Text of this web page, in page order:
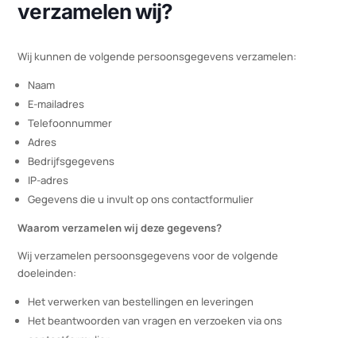
Welke persoonsgegevens
verzamelen wij?
Wij kunnen de volgende persoonsgegevens verzamelen:
Naam
E-mailadres
Telefoonnummer
Adres
Bedrijfsgegevens
IP-adres
Gegevens die u invult op ons contactformulier
Waarom verzamelen wij deze gegevens?
Wij verzamelen persoonsgegevens voor de volgende
doeleinden: